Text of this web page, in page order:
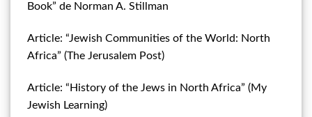
Book” de Norman A. Stillman
Article: “Jewish Communities of the World: North
Africa” (The Jerusalem Post)
Article: “History of the Jews in North Africa” (My
Jewish Learning)